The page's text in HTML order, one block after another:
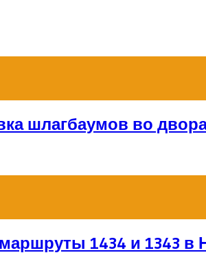
шлагбаумов во
1434 и 1343 в